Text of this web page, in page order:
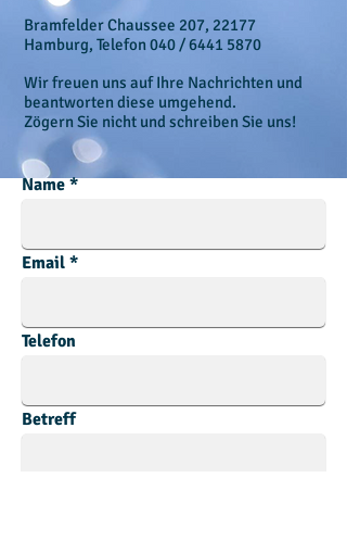
Bramfelder Chaussee 207, 22177
Hamburg, Telefon 040 /6441 5870
Wir freuen uns auf Ihre Nachrichten und
beantworten diese umgehend.
Zögern Sie nicht und schreiben Sie uns!
Name
Email
Telefon
Betreff